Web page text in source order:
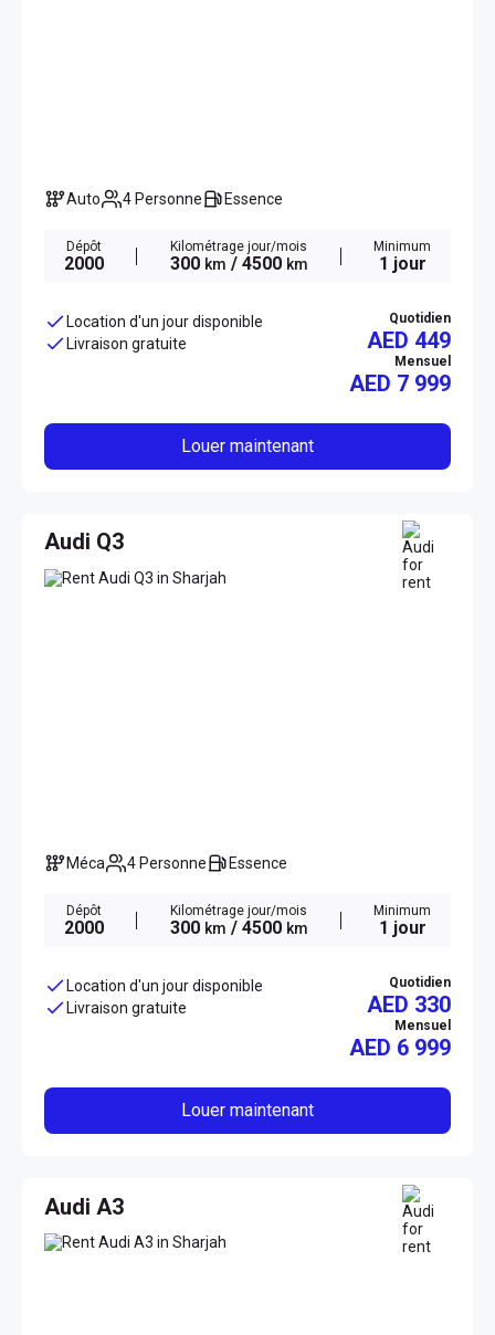
Auto 4 Personne Essence
Dépôt
2000
Kilométrage jour/mois
300 km / 4500 km
Minimum
1 jour
Location d'un jour disponible
Livraison gratuite
Quotidien
AED 449
Mensuel
AED 7 999
Louer maintenant
Audi Q3
Méca 4 Personne Essence
Dépôt
2000
Kilométrage jour/mois
300 km / 4500 km
Minimum
1 jour
Location d'un jour disponible
Livraison gratuite
Quotidien
AED 330
Mensuel
AED 6 999
Louer maintenant
Audi A3